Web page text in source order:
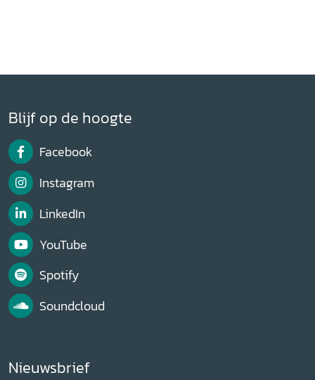
Blijf op de hoogte
Facebook
Instagram
LinkedIn
YouTube
Spotify
Soundcloud
Nieuwsbrief